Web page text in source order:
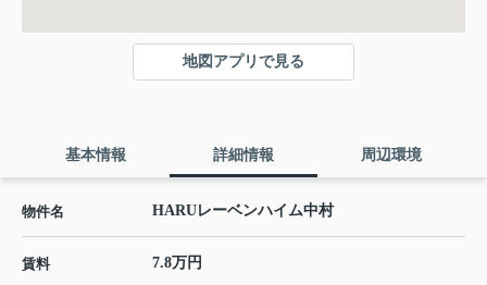
地図アプリで見る
基本情報 詳細情報 周辺環境
物件名 HARUレーベンハイム中村
賃料 7.8万円